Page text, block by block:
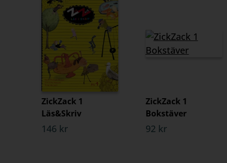
ZickZack 1
Läs&Skriv
146 kr
ZickZack 1
Bokstäver
92 kr